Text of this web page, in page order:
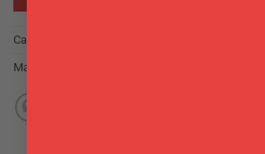
Categoria:
Marchio: